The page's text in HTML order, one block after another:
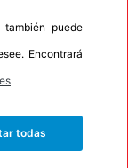
puede
Encontrará
todas